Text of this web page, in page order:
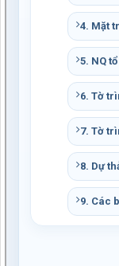
4. Mặt
5. NQ
6. Tờ
7. Tờ
8. Dự
9. Các